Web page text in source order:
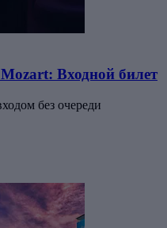
Входной билет
без очереди